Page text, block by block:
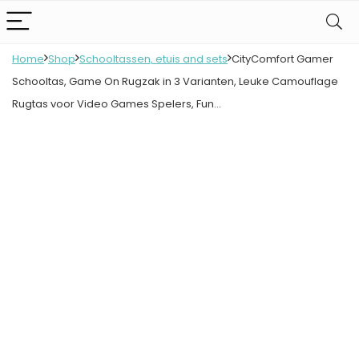
Home Shop Schooltassen, etuis and sets CityComfort Gamer
Schooltas, Game On Rugzak in 3 Varianten, Leuke Camouflage
Rugtas voor Video Games Spelers, Fun…